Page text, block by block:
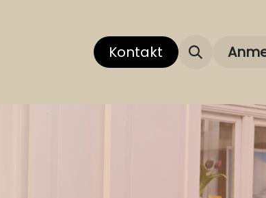
Über uns Über unsere
Kontakt